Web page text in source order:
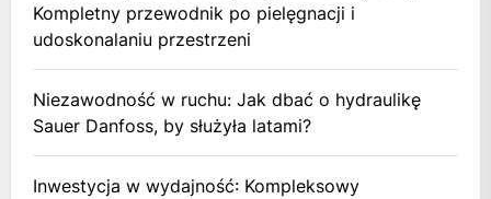
Kompletny przewodnik po pielęgnacji i
udoskonalaniu przestrzeni
Niezawodność w ruchu: Jak dbać o hydraulikę
Sauer Danfoss, by służyła latami?
Inwestycja w wydajność: Kompleksowy